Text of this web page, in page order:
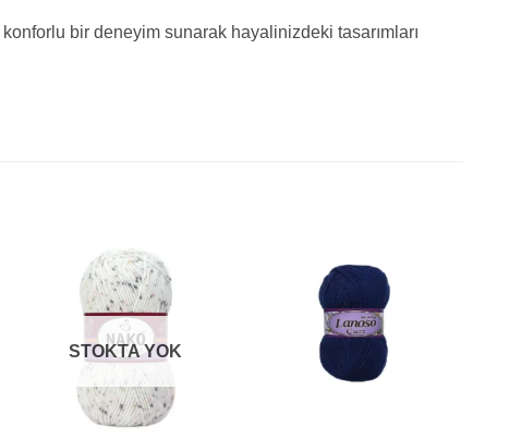
bir deneyim sunarak hayalinizdeki tasarımları
STOKTA YOK